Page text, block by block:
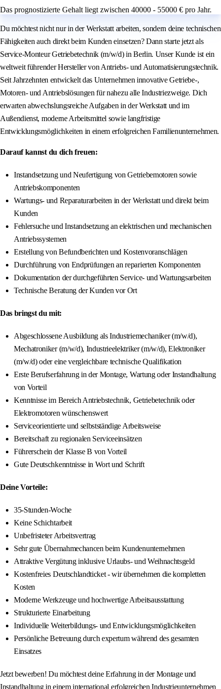
Das prognostizierte Gehalt liegt zwischen 40000 - 55000 € pro Jahr.
Du möchtest nicht nur in der Werkstatt arbeiten, sondern deine technischen
Fähigkeiten auch direkt beim Kunden einsetzen? Dann starte jetzt als
Service-Monteur Getriebetechnik (m/w/d) in Berlin. Unser Kunde ist ein
weltweit führender Hersteller von Antriebs- und Automatisierungstechnik.
Seit Jahrzehnten entwickelt das Unternehmen innovative Getriebe-,
Motoren- und Antriebslösungen für nahezu alle Industriezweige. Dich
erwarten abwechslungsreiche Aufgaben in der Werkstatt und im
Außendienst, moderne Arbeitsmittel sowie langfristige
Entwicklungsmöglichkeiten in einem erfolgreichen Familienunternehmen.
Darauf kannst du dich freuen:
Instandsetzung und Neufertigung von Getriebemotoren sowie
Antriebskomponenten
Wartungs- und Reparaturarbeiten in der Werkstatt und direkt beim
Kunden
Fehlersuche und Instandsetzung an elektrischen und mechanischen
Antriebssystemen
Erstellung von Befundberichten und Kostenvoranschlägen
Durchführung von Endprüfungen an reparierten Komponenten
Dokumentation der durchgeführten Service- und Wartungsarbeiten
Technische Beratung der Kunden vor Ort
Das bringst du mit:
Abgeschlossene Ausbildung als Industriemechaniker (m/w/d),
Mechatroniker (m/w/d), Industrieelektriker (m/w/d), Elektroniker
(m/w/d) oder eine vergleichbare technische Qualifikation
Erste Berufserfahrung in der Montage, Wartung oder Instandhaltung
von Vorteil
Kenntnisse im Bereich Antriebstechnik, Getriebetechnik oder
Elektromotoren wünschenswert
Serviceorientierte und selbstständige Arbeitsweise
Bereitschaft zu regionalen Serviceeinsätzen
Führerschein der Klasse B von Vorteil
Gute Deutschkenntnisse in Wort und Schrift
Deine Vorteile:
35-Stunden-Woche
Keine Schichtarbeit
Unbefristeter Arbeitsvertrag
Sehr gute Übernahmechancen beim Kundenunternehmen
Attraktive Vergütung inklusive Urlaubs- und Weihnachtsgeld
Kostenfreies Deutschlandticket - wir übernehmen die kompletten
Kosten
Moderne Werkzeuge und hochwertige Arbeitsausstattung
Strukturierte Einarbeitung
Individuelle Weiterbildungs- und Entwicklungsmöglichkeiten
Persönliche Betreuung durch expertum während des gesamten
Einsatzes
Jetzt bewerben! Du möchtest deine Erfahrung in der Montage und
Instandhaltung in einem international erfolgreichen Industrieunternehmen